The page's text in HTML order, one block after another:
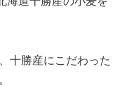
十勝産にこだわった